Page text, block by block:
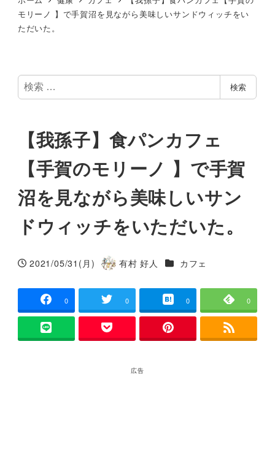
モリーノ 】で手賀沼を見ながら美味しいサンドウィッチをい
ただいた。
検
索
検索
【我孫子】食パンカフェ
【手賀のモリーノ 】で手賀
沼を見ながら美味しいサン
ドウィッチをいただいた。
投稿日
2021/05/31(月)
著
有村 好人 カテゴリー
カフェ
0 0 0 0
広告